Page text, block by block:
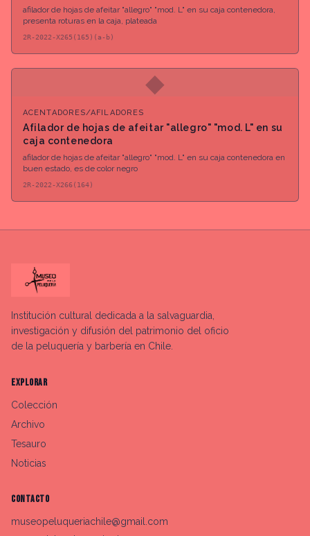
afilador de hojas de afeitar "allegro" "mod. L" en su caja contenedora,
presenta roturas en la caja, plateada
2R-2022-X265(165)(a-b)
◆
ACENTADORES/AFILADORES
Afilador de hojas de afeitar "allegro" "mod. L" en su
caja contenedora
afilador de hojas de afeitar "allegro" "mod. L" en su caja contenedora en
buen estado, es de color negro
2R-2022-X266(164)
Institución cultural dedicada a la salvaguardia,
investigación y difusión del patrimonio del oficio
de la peluquería y barbería en Chile.
EXPLORAR
Colección
Archivo
Tesauro
Noticias
CONTACTO
museopeluqueriachile@gmail.com